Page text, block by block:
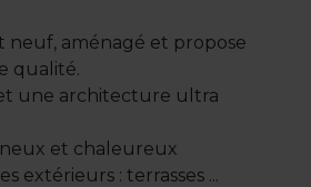
neuf, aménagé et propose
qualité.
une architecture ultra
et chaleureux
extérieurs : terrasses ...